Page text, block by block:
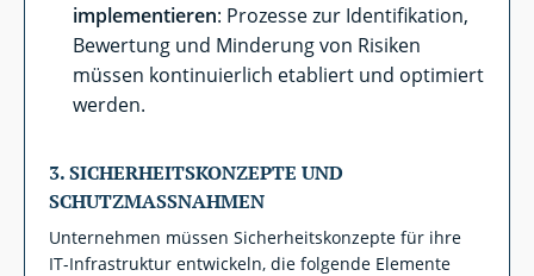
implementieren: Prozesse zur Identifikation,
Bewertung und Minderung von Risiken
müssen kontinuierlich etabliert und optimiert
werden.
3.SICHERHEITSKONZEPTE UND
SCHUTZMASSNAHMEN
Unternehmen müssen Sicherheitskonzepte für ihre
IT-Infrastruktur entwickeln, die folgende Elemente